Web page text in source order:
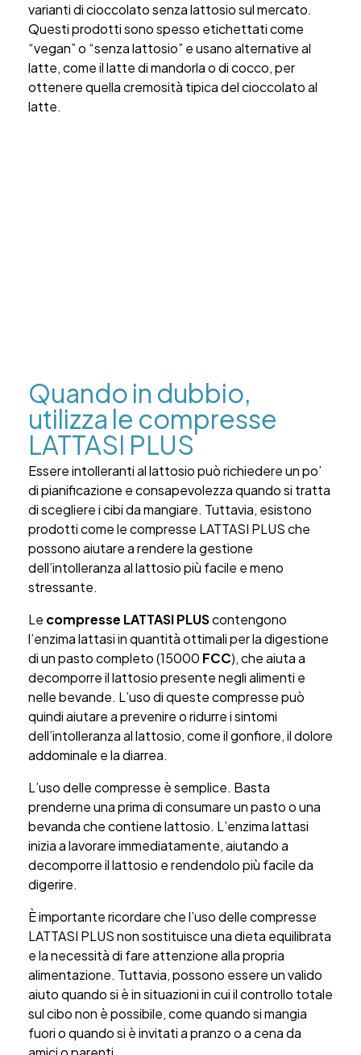
varianti di cioccolato senza lattosio sul mercato.
Questi prodotti sono spesso etichettati come
“vegan” o “senza lattosio” e usano alternative al
latte, come il latte di mandorla o di cocco, per
ottenere quella cremosità tipica del cioccolato al
latte.
Quando in dubbio,
utilizza le compresse
LATTASI PLUS
Essere intolleranti al lattosio può richiedere un po’
di pianificazione e consapevolezza quando si tratta
di scegliere i cibi da mangiare. Tuttavia, esistono
prodotti come le compresse LATTASI PLUS che
possono aiutare a rendere la gestione
dell’intolleranza al lattosio più facile e meno
stressante.
Le compresse LATTASI PLUScontengono
l’enzima lattasi in quantità ottimali per la digestione
di un pasto completo (15000 FCC), che aiuta a
decomporre il lattosio presente negli alimenti e
nelle bevande. L’uso di queste compresse può
quindi aiutare a prevenire o ridurre i sintomi
dell’intolleranza al lattosio, come il gonfiore, il dolore
addominale e la diarrea.
L’uso delle compresse è semplice. Basta
prenderne una prima di consumare un pasto o una
bevanda che contiene lattosio. L’enzima lattasi
inizia a lavorare immediatamente, aiutando a
decomporre il lattosio e rendendolo più facile da
digerire.
È importante ricordare che l’uso delle compresse
LATTASI PLUS non sostituisce una dieta equilibrata
e la necessità di fare attenzione alla propria
alimentazione. Tuttavia, possono essere un valido
aiuto quando si è in situazioni in cui il controllo totale
sul cibo non è possibile, come quando si mangia
fuori o quando si è invitati a pranzo o a cena da